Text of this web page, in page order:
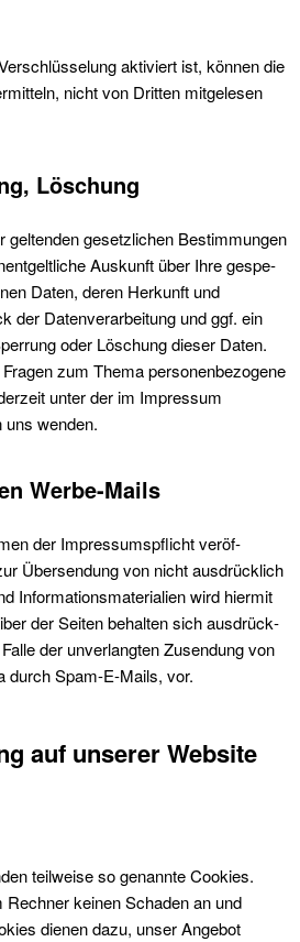
aktiviert ist, kön­nen die
nicht von Drit­ten mit­ge­le­sen
Löschung
gel­tenden geset­zlichen Bes­tim­mungen
Auskun­ft über Ihre gespe­
Dat­en, deren Herkun­ft und
der Daten­ver­ar­beitung und ggf. ein
oder Löschung dieser Dat­en.
zum The­ma per­so­n­en­be­zo­gene
unter der im Impres­sum
uns wen­den.
Werbe-Mails
der Impres­sum­spflicht veröf­
Übersendung von nicht aus­drück­lich
Infor­ma­tion­s­ma­te­ri­alien wird hier­mit
der Seit­en behal­ten sich aus­drück­
der unver­langten Zusendung von
durch Spam-E-Mails, vor.
auf unserer Website
teil­weise so genan­nte Cook­ies.
keinen Schaden an und
dienen dazu, unser Ange­bot